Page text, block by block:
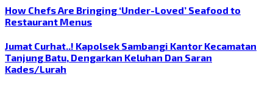
How Chefs Are Bringing ‘Under-Loved’ Seafood to
Restaurant Menus
Jumat Curhat..! Kapolsek Sambangi Kantor Kecamatan
Tanjung Batu, Dengarkan Keluhan Dan Saran
Kades/Lurah